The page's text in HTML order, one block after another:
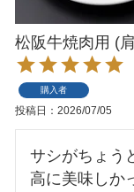
松阪牛焼肉用 (
購入者
投稿日 2026/07/05
サシがちょう
高に美味しか